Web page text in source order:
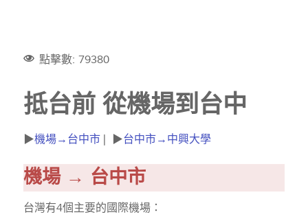
點擊數: 79380
抵台前 從機場到台中
▶機場→台中市 | ▶台中市→中興大學
機場 → 台中市
台灣有4個主要的國際機場：